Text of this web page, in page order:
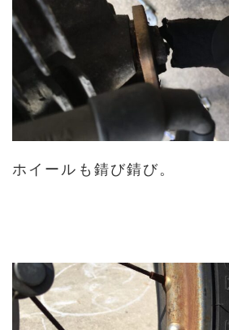
ホイールも錆び錆び。